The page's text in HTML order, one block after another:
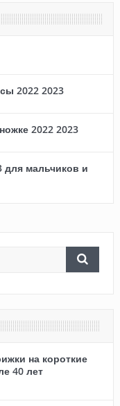
2022 2023
2022 2023
для мальчиков и
на короткие
40 лет